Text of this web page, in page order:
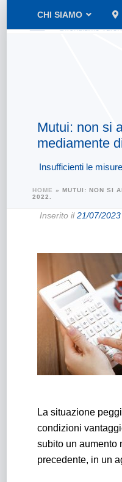
CHI SIAMO
Mutui: non si
mediamente
Insufficienti le
HOME » MUTUI: NON SI
2022.
Inserito il21/07/2023
La situazione
condizioni
subito un aumento
precedente, in un